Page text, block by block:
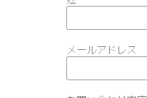
メールアドレス